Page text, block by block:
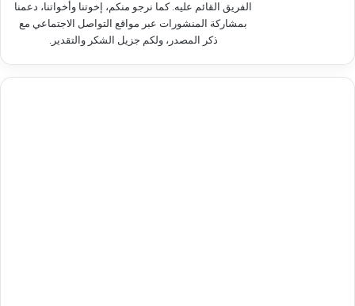
الفريق القائم عليه. كما نرجو منكم، إخوتنا وأخواتنا، دعمنا
بمشاركة المنشورات عبر مواقع التواصل الاجتماعي مع
ذكر المصدر، ولكم جزيل الشكر والتقدير.